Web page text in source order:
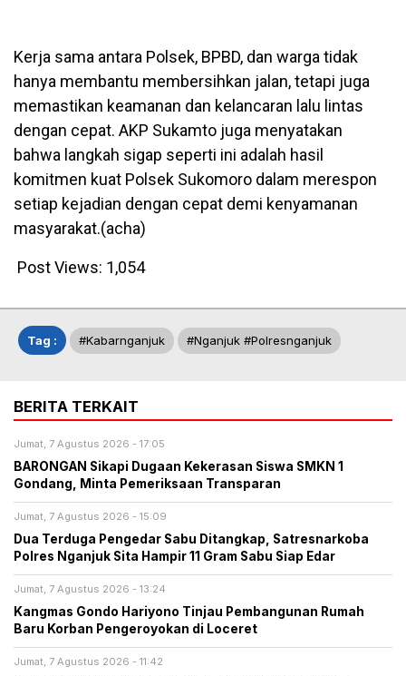
Kerja sama antara Polsek, BPBD, dan warga tidak
hanya membantu membersihkan jalan, tetapi juga
memastikan keamanan dan kelancaran lalu lintas
dengan cepat. AKP Sukamto juga menyatakan
bahwa langkah sigap seperti ini adalah hasil
komitmen kuat Polsek Sukomoro dalam merespon
setiap kejadian dengan cepat demi kenyamanan
masyarakat.(acha)
Post Views: 1,054
Tag : #kabarnganjuk #nganjuk #polresnganjuk
BERITA TERKAIT
Jumat, 7 Agustus 2026 - 17:05
BARONGAN Sikapi Dugaan Kekerasan Siswa SMKN 1
Gondang, Minta Pemeriksaan Transparan
Jumat, 7 Agustus 2026 - 15:09
Dua Terduga Pengedar Sabu Ditangkap, Satresnarkoba
Polres Nganjuk Sita Hampir 11 Gram Sabu Siap Edar
Jumat, 7 Agustus 2026 - 13:24
Kangmas Gondo Hariyono Tinjau Pembangunan Rumah
Baru Korban Pengeroyokan di Loceret
Jumat, 7 Agustus 2026 - 11:42